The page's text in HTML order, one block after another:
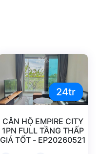
24tr
CĂN HỘ EMPIRE CITY
1PN FULL TẦNG THẤP
GIÁ TỐT - EP20260521